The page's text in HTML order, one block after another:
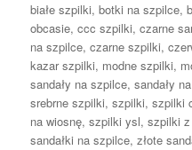
białe szpilki,botki na szpilce,
obcasie,ccc szpilki,czarne
na szpilce,czarne szpilki,
kazar szpilki, modne szpilki,
sandały na szpilce,sandały
srebrne szpilki,szpilki,szpilki
na wiosnę,szpilki ysl,szpilki
sandałki na szpilce,złote